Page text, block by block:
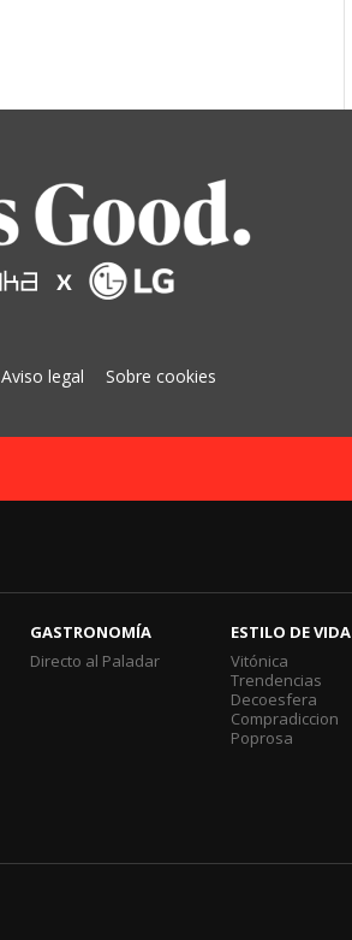
Aviso legal Sobre cookies
GASTRONOMÍA
Directo al Paladar
ESTILO DE VIDA
Vitónica
Trendencias
Decoesfera
Compradiccion
Poprosa